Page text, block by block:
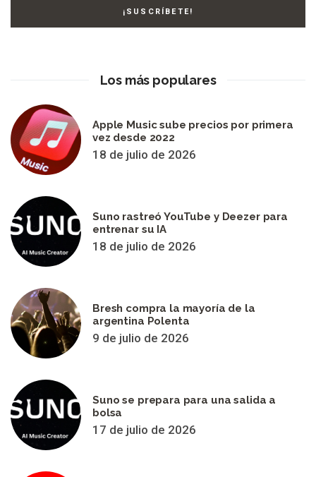
Los más populares
Apple Music sube precios por primera
vez desde 2022
18 de julio de 2026
Suno rastreó YouTube y Deezer para
entrenar su IA
18 de julio de 2026
Bresh compra la mayoría de la
argentina Polenta
9 de julio de 2026
Suno se prepara para una salida a
bolsa
17 de julio de 2026